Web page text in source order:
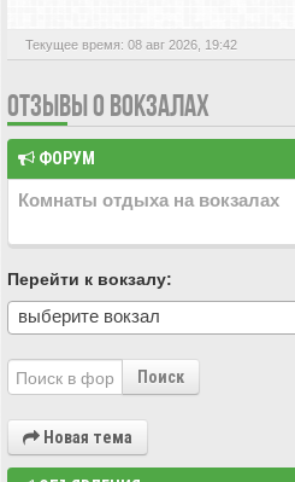
Текущее время: 08 авг 2026, 19:42
ОТЗЫВЫ О ВОКЗАЛАХ
ФОРУМ
Комнаты отдыха на вокзалах
Перейти к вокзалу:
выберите вокзал
Поиск
Новая тема